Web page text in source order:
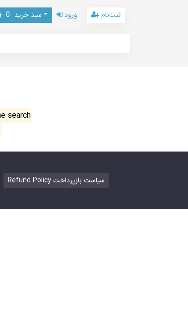
سبد خرید 0 ورود ثبت‌نام
Refund Policy سیاست بازپرداخت